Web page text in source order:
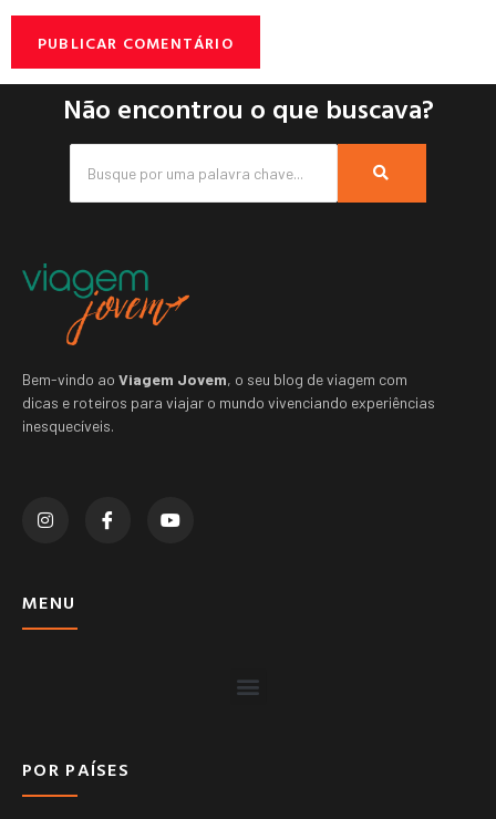
Não encontrou o que buscava?
Bem-vindo ao Viagem Jovem, o seu blog de viagem com
dicas e roteiros para viajar o mundo vivenciando experiências
inesquecíveis.
MENU
POR PAÍSES